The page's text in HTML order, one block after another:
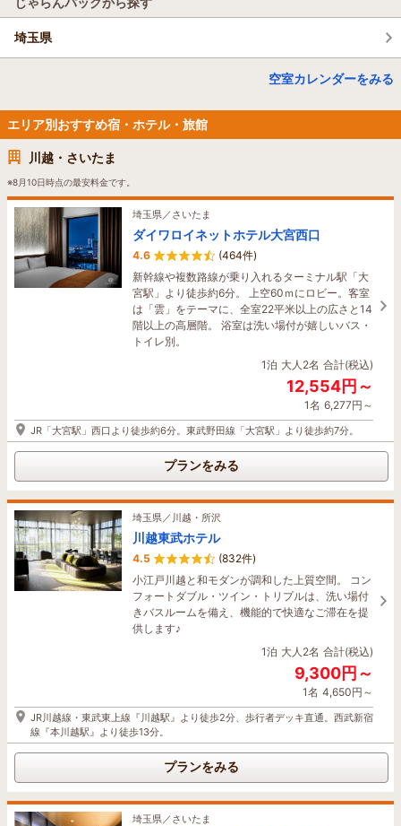
埼玉県
空室カレンダーをみる
エリア別おすすめ宿・ホテル・旅館
川越・さいたま
※8月10日時点の最安料金です。
埼玉県／さいたま
ダイワロイネットホテル大宮西口
4.6
(464件)
新幹線や複数路線が乗り入れるターミナル駅「大
宮駅」より徒歩約6分。 上空60ｍにロビー。客室
は「雲」をテーマに、全室22平米以上の広さと14
階以上の高層階。 浴室は洗い場付が嬉しいバス・
トイレ別。
1泊 大人2名 合計(税込)
12,554円～
1名 6,277円～
JR「大宮駅」西口より徒歩約6分。東武野田線「大宮駅」より徒歩約7分。
プランをみる
埼玉県／川越・所沢
川越東武ホテル
4.5
(832件)
小江戸川越と和モダンが調和した上質空間。 コン
フォートダブル・ツイン・トリプルは、洗い場付
きバスルームを備え、機能的で快適なご滞在を提
供します♪
1泊 大人2名 合計(税込)
9,300円～
1名 4,650円～
JR川越線・東武東上線『川越駅』より徒歩2分、歩行者デッキ直通。西武新宿
線『本川越駅』より徒歩13分。
プランをみる
埼玉県／さいたま